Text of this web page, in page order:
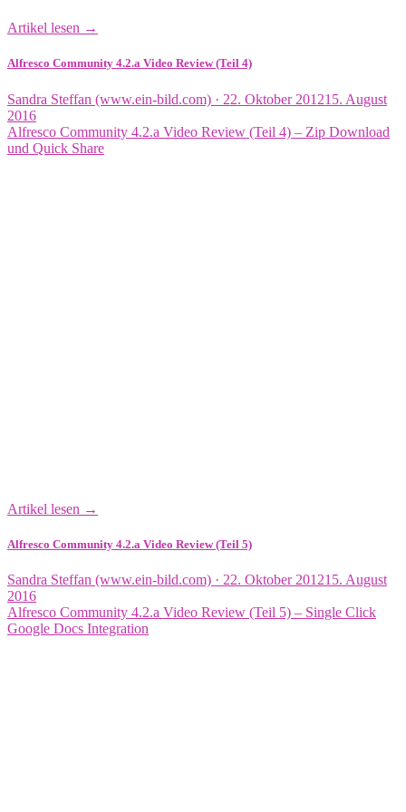
Artikel lesen →
Alfresco Community 4.2.a Video Review (Teil 4)
Sandra Steffan (www.ein-bild.com) · Veröffentlicht
22. Oktober 201215. August
2016
Alfresco Community 4.2.a Video Review (Teil 4) – Zip Download
und Quick Share
Artikel lesen →
Alfresco Community 4.2.a Video Review (Teil 5)
Sandra Steffan (www.ein-bild.com) · Veröffentlicht
22. Oktober 201215. August
2016
Alfresco Community 4.2.a Video Review (Teil 5) – Single Click
Google Docs Integration